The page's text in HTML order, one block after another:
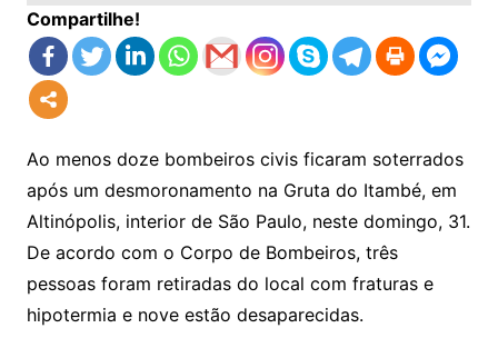
Compartilhe!
Ao menos doze bombeiros civis ficaram soterrados
após um desmoronamento na Gruta do Itambé, em
Altinópolis, interior de São Paulo, neste domingo, 31.
De acordo com o Corpo de Bombeiros, três
pessoas foram retiradas do local com fraturas e
hipotermia e nove estão desaparecidas.